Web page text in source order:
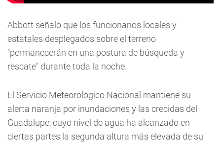
Abbott señaló que los funcionarios locales y
estatales desplegados sobre el terreno
"permanecerán en una postura de búsqueda y
rescate" durante toda la noche.
El Servicio Meteorológico Nacional mantiene su
alerta naranja por inundaciones y las crecidas del
Guadalupe, cuyo nivel de agua ha alcanzado en
ciertas partes la segunda altura más elevada de su